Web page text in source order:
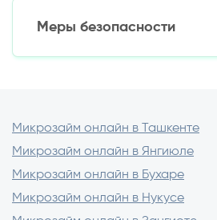
банка)
Круглосуточная
Меры безопасности
Важные правила:
Используйте только
приложения
Микрозайм онлайн в Ташкенте
Микрозайм онлайн в Янгиюле
Микрозайм онлайн в Бухаре
Микрозайм онлайн в Нукусе